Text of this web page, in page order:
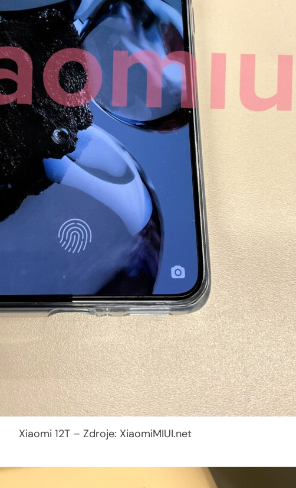
Xiaomi 12T – Zdroje: XiaomiMIUI.net